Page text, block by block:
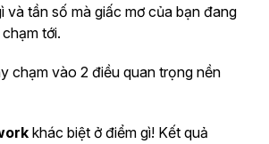
và tần số mà giấc mơ của bạn đang
tới.
chạm vào 2 điều quan trọng nền
khác biệt ở điểm gì! Kết quả